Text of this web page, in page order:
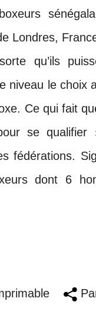
Londres,
qu’ils
niveau le choix
Ce qui fait
se
fédérations.
dont 6